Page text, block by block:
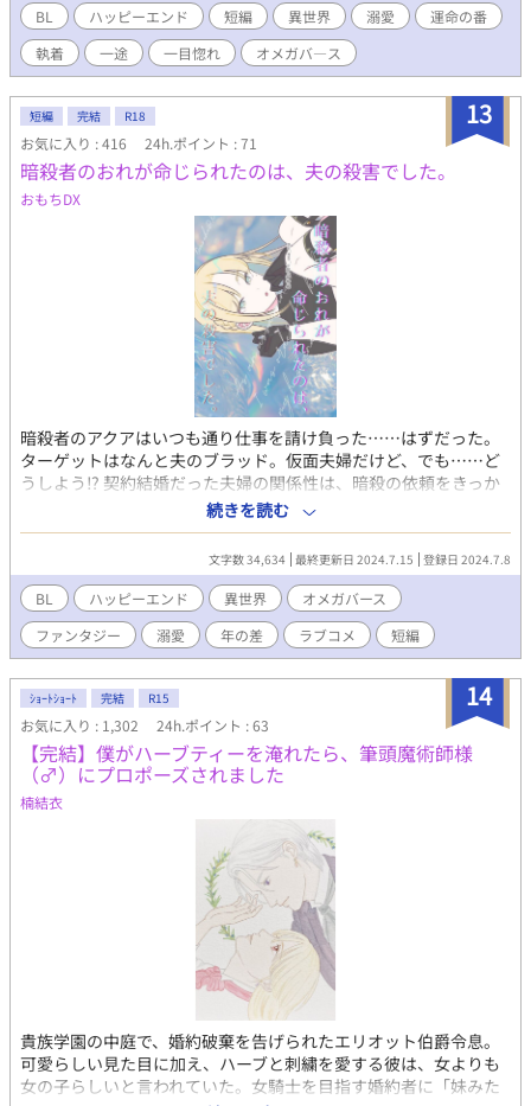
どん底にいた唯弦が、異世界に飛ばされ運命の番と出会い、幸せ
な人生を送るようになったお話。 スパダリα✕異世界帰りのΩ 全
14話、完結済。 ※男性不妊・男性妊娠の描写が苦手な方はUター
ンください。 ※オメガバースの設定を一部使用しています。
BL ハッピーエンド 短編 異世界 溺愛
運命の番
執着
一途 一目惚れ オメガバ―ス
13
短編 完結 R18
お気に入り : 416 24h.ポイント : 71
暗殺者のおれが命じられたのは、夫の殺害でした。
おもちDX
暗殺者のアクアはいつも通り仕事を請け負った……はずだった。
ターゲットはなんと夫のブラッド。仮面夫婦だけど、でも……ど
うしよう⁉︎ 契約結婚だった夫婦の関係性は、暗殺の依頼をきっか
けに大きく変わる。 無自覚カップルのすれ違いハッピーラブコメ
です。ゆるっとファンタジー。 R18オメガバース。 大きな商家を
経営する(?)アルファ（26）×暗殺業を隠しているオメガ（18）
※表紙イラストはpicrewのおさむメーカーを使用させていただき
ました。
続きを読む
文字数 34,634 最終更新日 2024.7.15 登録日 2024.7.8
BL ハッピーエンド 異世界
オメガバース
ファンタジー
溺愛 年の差 ラブコメ 短編
14
ｼｮｰﾄｼｮｰﾄ 完結 R15
お気に入り : 1,302 24h.ポイント : 63
【完結】僕がハーブティーを淹れたら、筆頭魔術師様
（♂）にプロポーズされました
楠結衣
貴族学園の中庭で、婚約破棄を告げられたエリオット伯爵令息。
可愛らしい見た目に加え、ハーブと刺繍を愛する彼は、女よりも
女の子らしいと言われていた。女騎士を目指す婚約者に「妹みた